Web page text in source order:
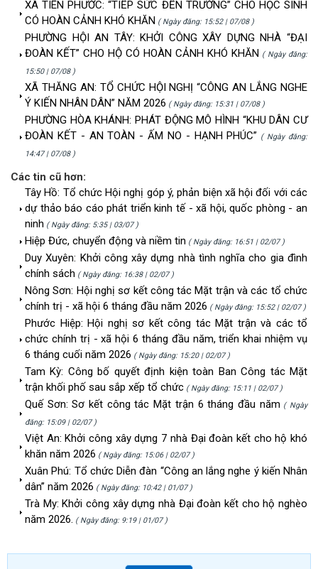
XÃ TIÊN PHƯỚC: “TIẾP SỨC ĐẾN TRƯỜNG” CHO HỌC SINH
CÓ HOÀN CẢNH KHÓ KHĂN ( Ngày đăng: 15:52 | 07/08 )
PHƯỜNG HỘI AN TÂY: KHỞI CÔNG XÂY DỰNG NHÀ “ĐẠI
ĐOÀN KẾT” CHO HỘ CÓ HOÀN CẢNH KHÓ KHĂN ( Ngày đăng:
15:50 | 07/08 )
XÃ THĂNG AN: TỔ CHỨC HỘI NGHỊ “CÔNG AN LẮNG NGHE
Ý KIẾN NHÂN DÂN” NĂM 2026 ( Ngày đăng: 15:31 | 07/08 )
PHƯỜNG HÒA KHÁNH: PHÁT ĐỘNG MÔ HÌNH “KHU DÂN CƯ
ĐOÀN KẾT - AN TOÀN - ẤM NO - HẠNH PHÚC” ( Ngày đăng:
14:47 | 07/08 )
Các tin cũ hơn:
Tây Hồ: Tổ chức Hội nghị góp ý, phản biện xã hội đối với các
dự thảo báo cáo phát triển kinh tế - xã hội, quốc phòng - an
ninh ( Ngày đăng: 5:35 | 03/07 )
Hiệp Đức, chuyển động và niềm tin ( Ngày đăng: 16:51 | 02/07 )
Duy Xuyên: Khởi công xây dựng nhà tình nghĩa cho gia đình
chính sách ( Ngày đăng: 16:38 | 02/07 )
Nông Sơn: Hội nghị sơ kết công tác Mặt trận và các tổ chức
chính trị - xã hội 6 tháng đầu năm 2026 ( Ngày đăng: 15:52 | 02/07 )
Phước Hiệp: Hội nghị sơ kết công tác Mặt trận và các tổ
chức chính trị - xã hội 6 tháng đầu năm, triển khai nhiệm vụ
6 tháng cuối năm 2026 ( Ngày đăng: 15:20 | 02/07 )
Tam Kỳ: Công bố quyết định kiện toàn Ban Công tác Mặt
trận khối phố sau sắp xếp tổ chức ( Ngày đăng: 15:11 | 02/07 )
Quế Sơn: Sơ kết công tác Mặt trận 6 tháng đầu năm ( Ngày
đăng: 15:09 | 02/07 )
Việt An: Khởi công xây dựng 7 nhà Đại đoàn kết cho hộ khó
khăn năm 2026 ( Ngày đăng: 15:06 | 02/07 )
Xuân Phú: Tổ chức Diễn đàn “Công an lắng nghe ý kiến Nhân
dân” năm 2026 ( Ngày đăng: 10:42 | 01/07 )
Trà My: Khởi công xây dựng nhà Đại đoàn kết cho hộ nghèo
năm 2026. ( Ngày đăng: 9:19 | 01/07 )